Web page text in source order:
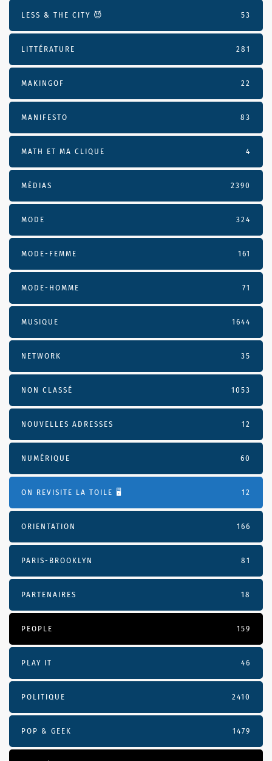
LESS & THE CITY 😈 53
LITTÉRATURE 281
MAKINGOF 22
MANIFESTO 83
MATH ET MA CLIQUE 4
MÉDIAS 2390
MODE 324
MODE-FEMME 161
MODE-HOMME 71
MUSIQUE 1644
NETWORK 35
NON CLASSÉ 1053
NOUVELLES ADRESSES 12
NUMÉRIQUE 60
ON REVISITE LA TOILE 🖥️ 12
ORIENTATION 166
PARIS-BROOKLYN 81
PARTENAIRES 18
PEOPLE 159
PLAY IT 46
POLITIQUE 2410
POP & GEEK 1479